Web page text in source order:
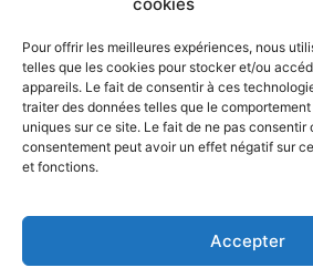
Pour offrir les meilleures expériences, nous
telles que les cookies pour stocker et/ou
appareils. Le fait de consentir à ces
traiter des données telles que le
uniques sur ce site. Le fait de ne pas consentir
consentement peut avoir un effet négatif sur
et fonctions.
Accepter
Accueil Economie Entreprises
Maghreb
© Challenges.tn By